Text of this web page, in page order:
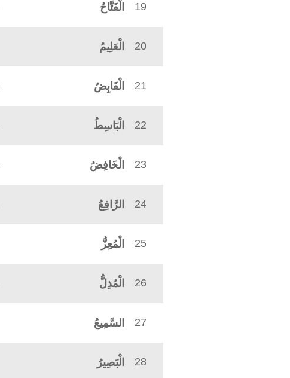
19 الْفَتَّاحُ
20 الْعَلِيمُ
21 الْقَابِضُ
22 الْبَاسِطُ
23 الْخَافِضُ
24 الرَّافِعُ
25 الْمُعِزُّ
26 الْمُذِلُّ
27 السَّمِيعُ
28 الْبَصِيرُ